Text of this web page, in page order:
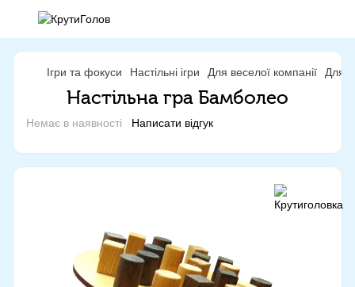
Ігри та фокуси Настільні ігри Для веселої компанії Для
Настільна гра Бамболео
Немає в наявності Написати відгук